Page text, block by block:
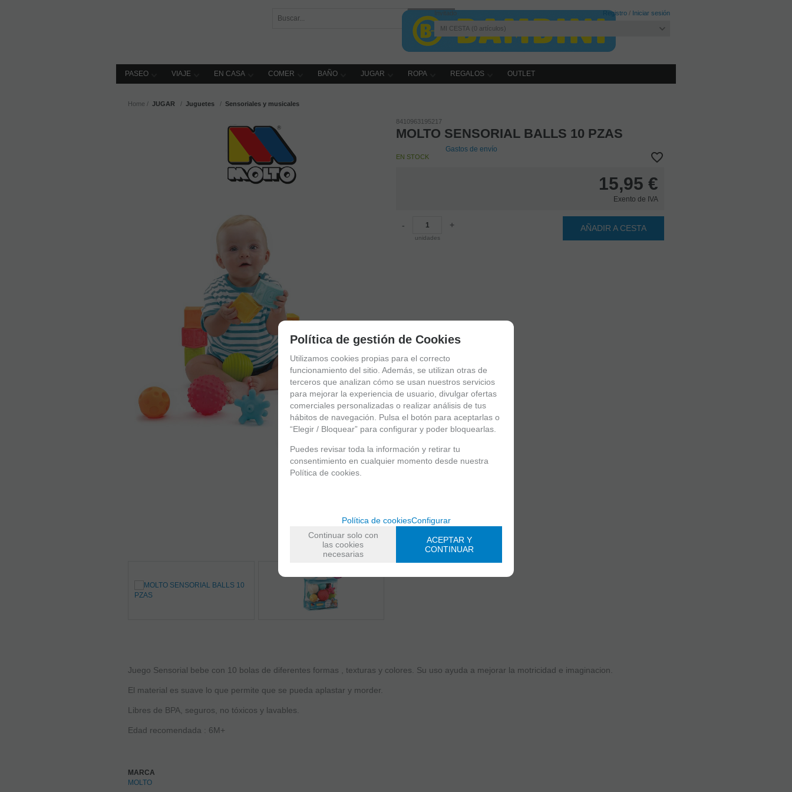
Invitado Registro / Iniciar sesión
MI CESTA 0 artículos
PASEO VIAJE EN CASA COMER BAÑO JUGAR ROPA REGALOS OUTLET
Home JUGAR Juguetes Sensoriales y musicales
8410963195217
MOLTO SENSORIAL BALLS 10 PZAS
EN STOCK
Gastos de envío
15,95 €
Exento de IVA
-
unidades
+ AÑADIR A CESTA
Juego Sensorial bebe con 10 bolas de diferentes formas , texturas y colores. Su uso ayuda a mejorar la motricidad e imaginacion.
El material es suave lo que permite que se pueda aplastar y morder.
Libres de BPA, seguros, no tóxicos y lavables.
Edad recomendada : 6M+
MARCA
MOLTO
Política de gestión de Cookies
Utilizamos cookies propias para el correcto
funcionamiento del sitio. Además, se utilizan otras de
terceros que analizan cómo se usan nuestros servicios
para mejorar la experiencia de usuario, divulgar ofertas
comerciales personalizadas o realizar análisis de tus
hábitos de navegación. Pulsa el botón para aceptarlas o
“Elegir / Bloquear” para configurar y poder bloquearlas.
Puedes revisar toda la información y retirar tu
consentimiento en cualquier momento desde nuestra
Política de cookies.
Política de cookiesConfigurar
Continuar solo con
las cookies
necesarias
ACEPTAR Y
CONTINUAR